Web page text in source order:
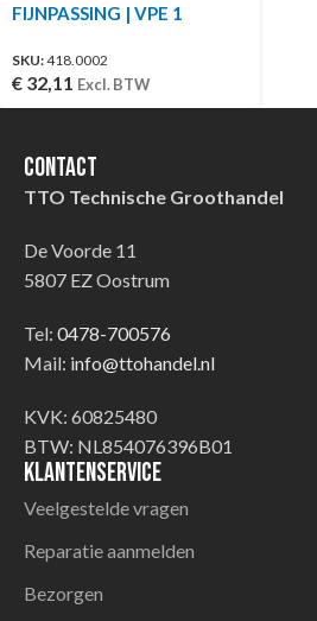
FIJNPASSING | VPE 1
SKU:418.0002
€ 32,11 Excl. BTW
Contact
TTO Technische Groothandel
De Voorde 11
5807 EZ Oostrum
Tel: 0478-700576
Mail: info@ttohandel.nl
KVK: 60825480
BTW: NL854076396B01
Klantenservice
Veelgestelde vragen
Reparatie aanmelden
Bezorgen